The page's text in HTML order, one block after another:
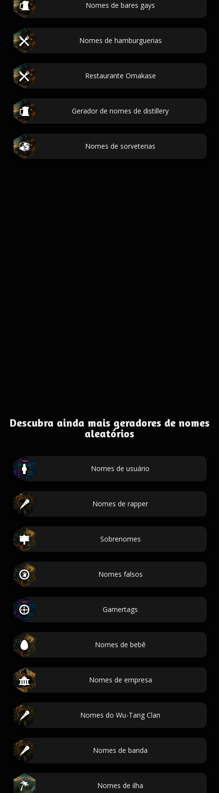
Nomes de bares gays
Nomes de hamburguerias
Restaurante Omakase
Gerador de nomes de distillery
Nomes de sorveterias
Descubra ainda mais geradores de nomes
aleatórios
Nomes de usuário
Nomes de rapper
Sobrenomes
Nomes falsos
Gamertags
Nomes de bebê
Nomes de empresa
Nomes do Wu-Tang Clan
Nomes de banda
Nomes de ilha